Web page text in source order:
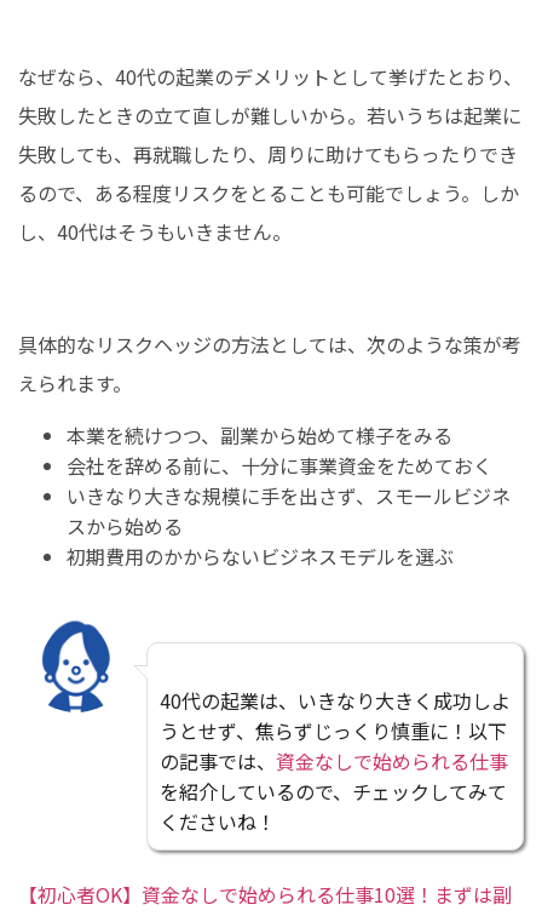
なぜなら、40代の起業のデメリットとして挙げたとおり、
失敗したときの立て直しが難しいから。若いうちは起業に
失敗しても、再就職したり、周りに助けてもらったりでき
るので、ある程度リスクをとることも可能でしょう。しか
し、40代はそうもいきません。
具体的なリスクヘッジの方法としては、次のような策が考
えられます。
本業を続けつつ、副業から始めて様子をみる
会社を辞める前に、十分に事業資金をためておく
いきなり大きな規模に手を出さず、スモールビジネ
スから始める
初期費用のかからないビジネスモデルを選ぶ
40代の起業は、いきなり大きく成功しよ
うとせず、焦らずじっくり慎重に！以下
の記事では、 資金なしで始められる仕事
を紹介しているので、チェックしてみて
くださいね！
【初心者OK】資金なしで始められる仕事10選！まずは副